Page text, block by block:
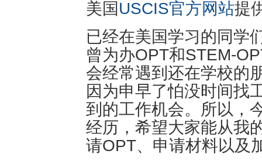
美国USCIS官方网站提
已经在美国学习的同学
曾为办OPT和STEM-
会经常遇到还在学校的
因为申早了怕没时间找
到的工作机会。所以，
经历，希望大家能从我
请OPT、申请材料以及